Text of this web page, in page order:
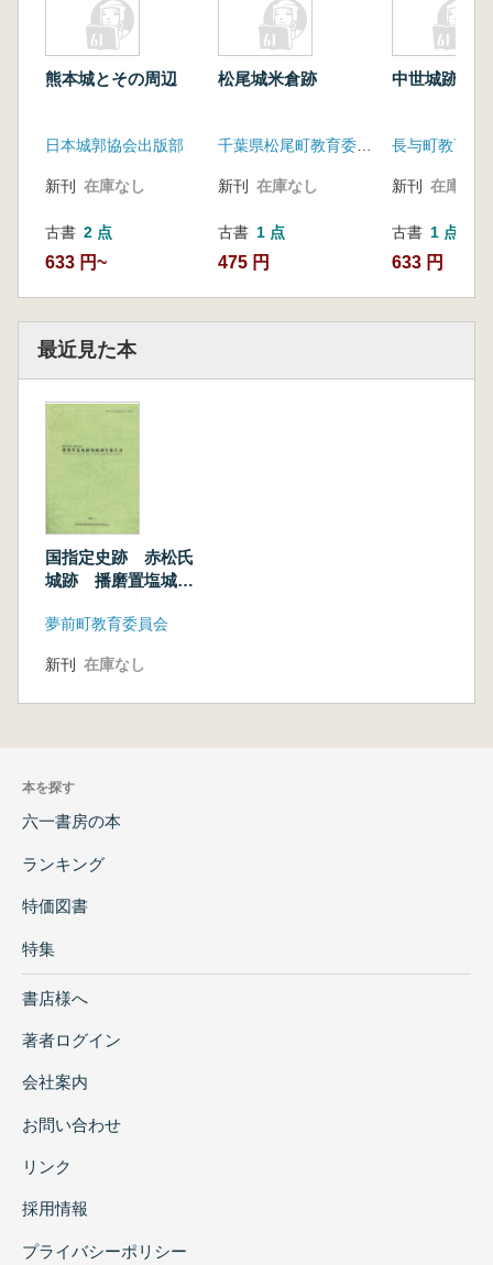
熊本城とその周辺
日本城郭協会出版部
新刊 在庫なし
古書 2 点
633 円~
松尾城米倉跡
千葉県松尾町教育委員会
新刊 在庫なし
古書 1 点
475 円
中世城跡 『
長与町教育委
新刊 在庫なし
古書 1 点
633 円
最近見た本
国指定史跡 赤松氏
城跡 播磨置塩城跡
夢前町教育委員会
新刊 在庫なし
本を探す
六一書房の本
ランキング
特価図書
特集
書店様へ
著者ログイン
会社案内
お問い合わせ
リンク
採用情報
プライバシーポリシー